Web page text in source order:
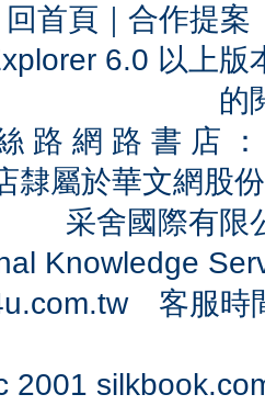
回首頁 ｜ 合作提案
6.0 以上
的
路 網 路 書 店
隸屬於華文網股
采舍國際有
Knowledge
客服時
2001